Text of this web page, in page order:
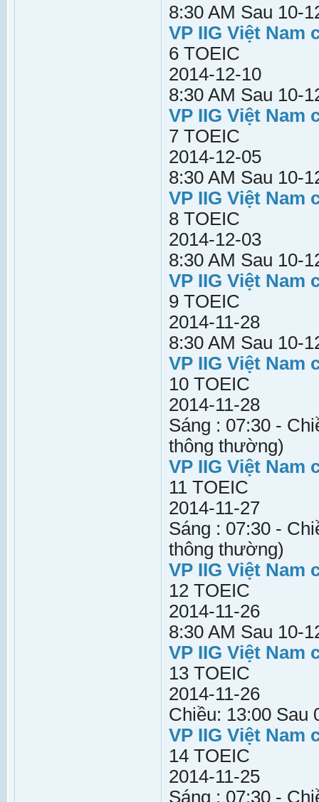
8:30 AM Sau 10-
VP IIG Việt Nam
6 TOEIC
2014-12-10
8:30 AM Sau 10-
VP IIG Việt Nam
7 TOEIC
2014-12-05
8:30 AM Sau 10-
VP IIG Việt Nam
8 TOEIC
2014-12-03
8:30 AM Sau 10-
VP IIG Việt Nam
9 TOEIC
2014-11-28
8:30 AM Sau 10-
VP IIG Việt Nam
10 TOEIC
2014-11-28
Sáng : 07:30 -
thông thường)
VP IIG Việt Nam
11 TOEIC
2014-11-27
Sáng : 07:30 -
thông thường)
VP IIG Việt Nam
12 TOEIC
2014-11-26
8:30 AM Sau 10-
VP IIG Việt Nam
13 TOEIC
2014-11-26
Chiều: 13:00 Sau
VP IIG Việt Nam
14 TOEIC
2014-11-25
Sáng : 07:30 -